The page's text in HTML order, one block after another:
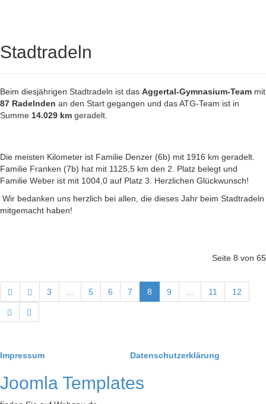
Stadtradeln
Beim diesjährigen Stadtradeln ist das Aggertal-Gymnasium-Team mit
87 Radelnden an den Start gegangen und das ATG-Team ist in
Summe 14.029 km geradelt.
Die meisten Kilometer ist Familie Denzer (6b) mit 1916 km geradelt.
Familie Franken (7b) hat mit 1125,5 km den 2. Platz belegt und
Familie Weber ist mit 1004,0 auf Platz 3. Herzlichen Glückwunsch!
Wir bedanken uns herzlich bei allen, die dieses Jahr beim Stadtradeln
mitgemacht haben!
Seite 8 von 65
3 5 6 7 8 9 11 12
Impressum Datenschutzerklärung
Joomla Templates